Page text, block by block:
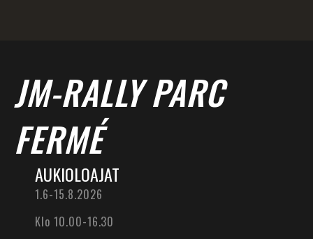
JM-RALLY PARC
FERMÉ
AUKIOLOAJAT
1.6-15.8.2026
Klo 10.00-16.30